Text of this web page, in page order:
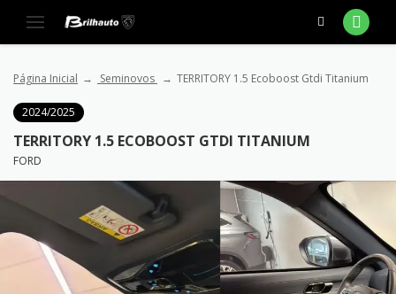
Página Inicial Seminovos TERRITORY 1.5 Ecoboost Gtdi Titanium
2024/2025
TERRITORY 1.5 ECOBOOST GTDI TITANIUM
FORD